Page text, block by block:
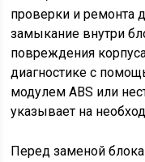
проверки и ремонта
замыкание внутри
повреждения
диагностике с
модулем ABS или
указывает на
Перед заменой